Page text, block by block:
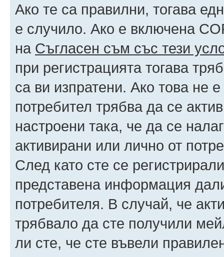
Ако те са правилни, тогава
е случило. Ако е включена
на Съгласен съм със тези
при регистрацията тогава
са ви изпратени. Ако това не
потребител трябва да се
настроени така, че да се
активирани или лично от
След като сте се
представена информация
потребителя. В случай, че
трябвало да сте получили
ли сте, че сте въвели